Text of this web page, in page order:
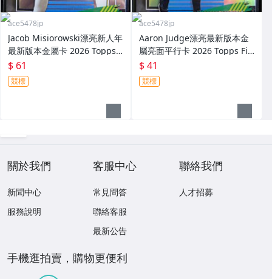
ace5478jp
Jacob Misiorowski漂亮新人年
最新版本金屬卡 2026 Topps F
inest Common Rookie
$ 61
競標
ace5478jp
Aaron Judge漂亮最新版本金
屬亮面平行卡 2026 Topps Fin
est Refractor Common
$ 41
競標
關於我們
新聞中心
服務說明
客服中心
常見問答
聯絡客服
最新公告
聯絡我們
人才招募
手機逛拍賣，購物更便利